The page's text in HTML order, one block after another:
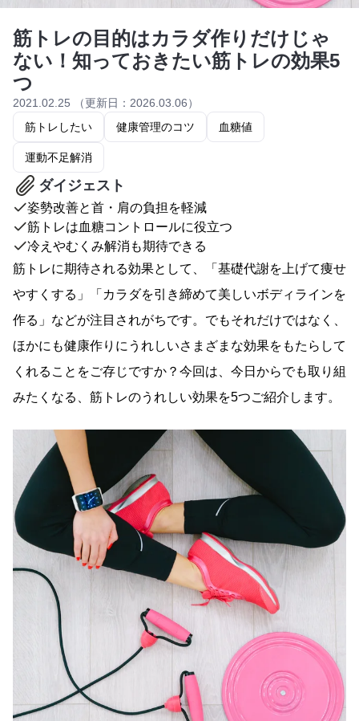
筋トレの目的はカラダ作りだけじゃ
ない！知っておきたい筋トレの効果5
つ
2021.02.25 （更新日：2026.03.06）
筋トレしたい
健康管理のコツ 血糖値
運動不足解消
ダイジェスト
姿勢改善と首・肩の負担を軽減
筋トレは血糖コントロールに役立つ
冷えやむくみ解消も期待できる
筋トレに期待される効果として、「基礎代謝を上げて痩せ
やすくする」「カラダを引き締めて美しいボディラインを
作る」などが注目されがちです。でもそれだけではなく、
ほかにも健康作りにうれしいさまざまな効果をもたらして
くれることをご存じですか？今回は、今日からでも取り組
みたくなる、筋トレのうれしい効果を5つご紹介します。